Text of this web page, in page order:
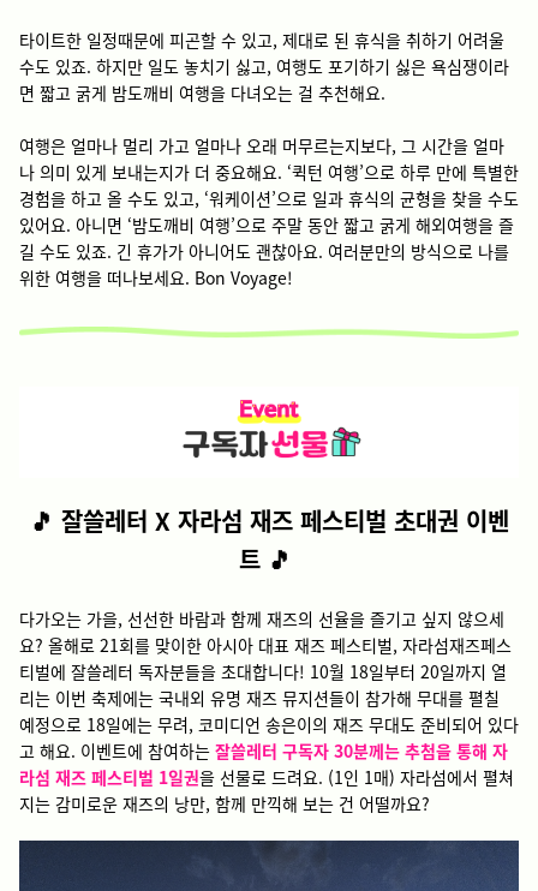
타이트한 일정때문에 피곤할 수 있고, 제대로 된 휴식을 취하기 어려울
수도 있죠. 하지만 일도 놓치기 싫고, 여행도 포기하기 싫은 욕심쟁이라
면 짧고 굵게 밤도깨비 여행을 다녀오는 걸 추천해요.
여행은 얼마나 멀리 가고 얼마나 오래 머무르는지보다, 그 시간을 얼마
나 의미 있게 보내는지가 더 중요해요. ‘퀵턴 여행’으로 하루 만에 특별한
경험을 하고 올 수도 있고, ‘워케이션’으로 일과 휴식의 균형을 찾을 수도
있어요. 아니면 ‘밤도깨비 여행’으로 주말 동안 짧고 굵게 해외여행을 즐
길 수도 있죠. 긴 휴가가 아니어도 괜찮아요. 여러분만의 방식으로 나를
위한 여행을 떠나보세요. Bon Voyage!
🎵 잘쓸레터 X 자라섬 재즈 페스티벌 초대권 이벤
트 🎵
다가오는 가을, 선선한 바람과 함께 재즈의 선율을 즐기고 싶지 않으세
요? 올해로 21회를 맞이한 아시아 대표 재즈 페스티벌, 자라섬재즈페스
티벌에 잘쓸레터 독자분들을 초대합니다! 10월 18일부터 20일까지 열
리는 이번 축제에는 국내외 유명 재즈 뮤지션들이 참가해 무대를 펼칠
예정으로 18일에는 무려, 코미디언 송은이의 재즈 무대도 준비되어 있다
고 해요. 이벤트에 참여하는 잘쓸레터 구독자 30분께는 추첨을 통해 자
라섬 재즈 페스티벌 1일권을 선물로 드려요. (1인 1매) 자라섬에서 펼쳐
지는 감미로운 재즈의 낭만, 함께 만끽해 보는 건 어떨까요?